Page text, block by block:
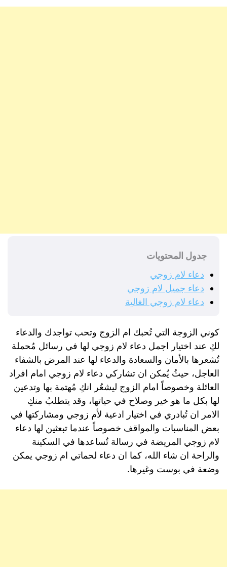
جدول المحتويات
دعاء لام زوجي
دعاء جميل لام زوجي
دعاء لام زوجي الغالية
كوني الزوجة التي تُحبك ام الزوج وتحب تواجدك والدعاء
لكِ عند اختيار اجمل دعاء لام زوجي لها في رسائل مُحملة
تُشعرها بالأمان والسعادة والدعاء لها عند المرض بالشفاء
العاجل، حيثُ يُمكن ان تشاركي دعاء لام زوجي امام افراد
العائلة وخصوصاً امام الزوج ليشعُر انكِ مُهتمة بها وتدعين
لها بكل ما هو خير وصلاح في حياتها، وقد يتطلبُ منكِ
الامر ان تُبادري في اختيار ادعية لأم زوجي ومشاركتها في
بعض المناسبات والمواقف خصوصاً عندما تبعثين لها دعاء
لام زوجي المريضة في رسالة تُساعدها في السكينة
والراحة ان شاء الله، كما ان دعاء لحماتي ام زوجي يمكن
وضعة في بوست وغيرها.